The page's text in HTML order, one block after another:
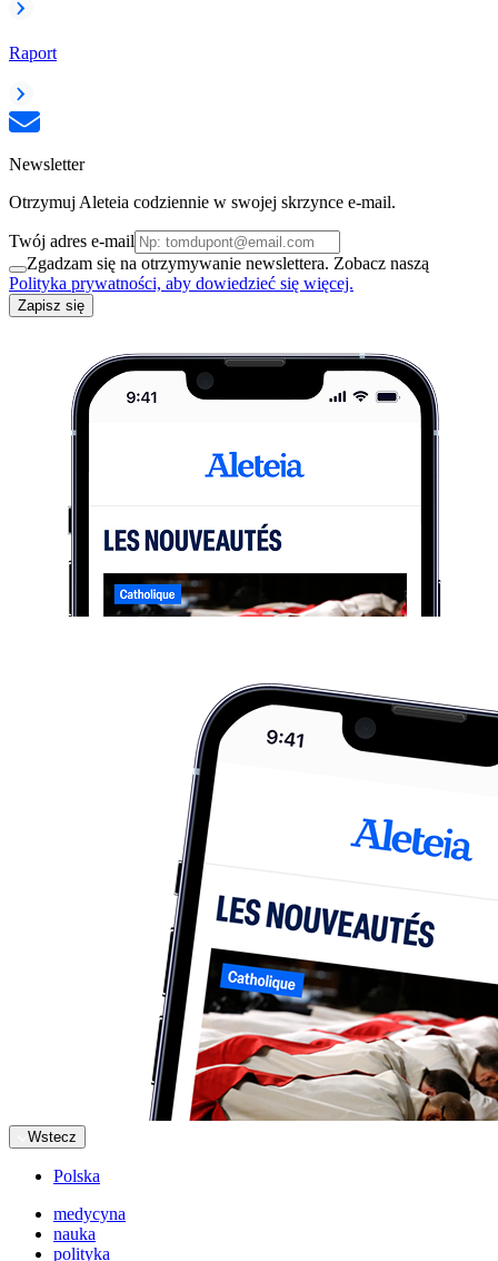
Raport
Newsletter
Otrzymuj Aleteia codziennie w swojej skrzynce e-mail.
Twój adres e-mail
Zgadzam się na otrzymywanie newslettera. Zobacz naszą
Polityka prywatności, aby dowiedzieć się więcej.
Zapisz się
Wstecz
Polska
medycyna
nauka
polityka